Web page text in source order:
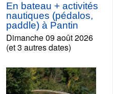
En bateau + activités
nautiques (pédalos,
paddle) à Pantin
Dimanche 09 août 2026
(et 3 autres dates)